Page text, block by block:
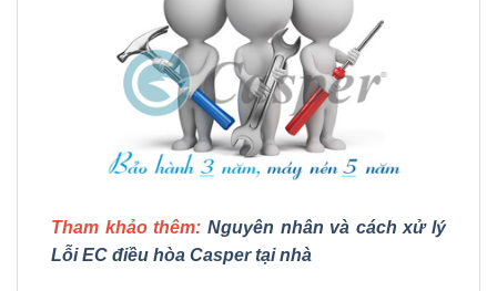
Tham khảo thêm: Nguyên nhân và cách xử lý
Lỗi EC điều hòa Casper tại nhà